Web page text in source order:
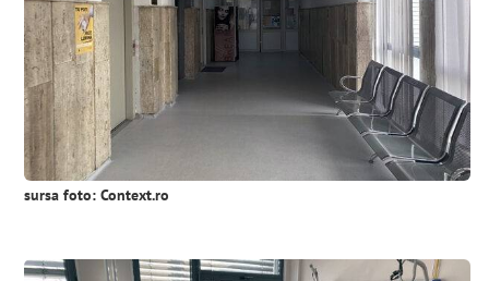
sursa foto: Context.ro